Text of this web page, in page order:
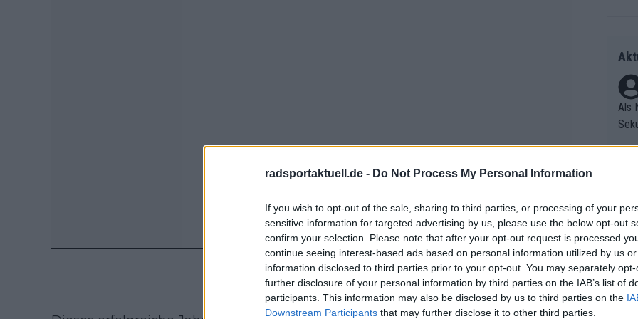
radsportaktuell.de - Do Not Process My Personal Information
If you wish to opt-out of the sale, sharing to third parties, or processing of your
sensitive information for targeted advertising by us, please use the below opt-out
confirm your selection. Please note that after your opt-out request is processed
continue seeing interest-based ads based on personal information utilized by us
information disclosed to third parties prior to your opt-out. You may separately
further disclosure of your personal information by third parties on the IAB’s list of
participants. This information may also be disclosed by us to third parties on the
Downstream Participants that may further disclose it to other third parties.
Als
er
rifft
Die
as
ür
n
ss
as
et.